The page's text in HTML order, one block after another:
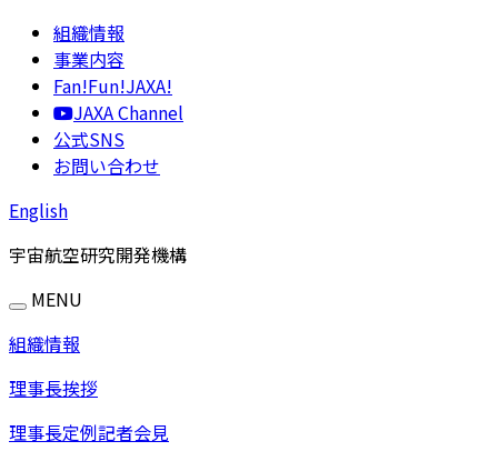
組織情報
事業内容
Fan!Fun!JAXA!
JAXA Channel
公式SNS
お問い合わせ
English
宇宙航空研究開発機構
MENU
組織情報
理事長挨拶
理事長定例記者会見